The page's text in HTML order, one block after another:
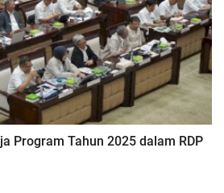
Program Tahun 2025 dalam RDP